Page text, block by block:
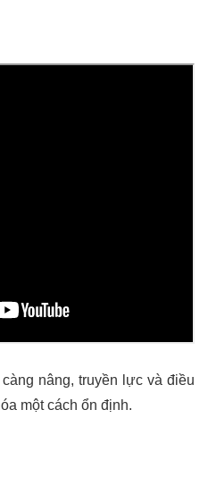
nâng, truyền lực và điều
một cách ổn định.